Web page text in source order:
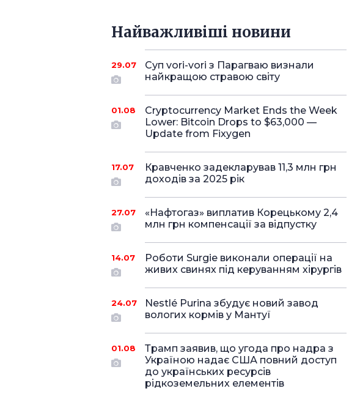
Найважливіші новини
29.07
Суп vori-vori з Парагваю визнали
найкращою стравою світу
01.08
Cryptocurrency Market Ends the Week
Lower: Bitcoin Drops to $63,000 —
Update from Fixygen
17.07
Кравченко задекларував 11,3 млн грн
доходів за 2025 рік
27.07
«Нафтогаз» виплатив Корецькому 2,4
млн грн компенсації за відпустку
14.07
Роботи Surgie виконали операції на
живих свинях під керуванням хірургів
24.07
Nestlé Purina збудує новий завод
вологих кормів у Мантуї
01.08
Трамп заявив, що угода про надра з
Україною надає США повний доступ
до українських ресурсів
рідкоземельних елементів